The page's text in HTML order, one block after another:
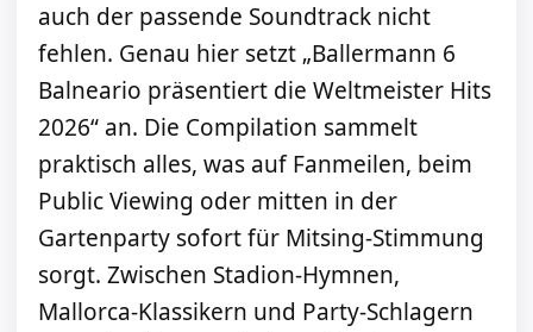
auch der passende Soundtrack nicht
fehlen. Genau hier setzt „Ballermann 6
Balneario präsentiert die Weltmeister Hits
2026“ an. Die Compilation sammelt
praktisch alles, was auf Fanmeilen, beim
Public Viewing oder mitten in der
Gartenparty sofort für Mitsing-Stimmung
sorgt. Zwischen Stadion-Hymnen,
Mallorca-Klassikern und Party-Schlagern